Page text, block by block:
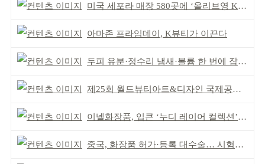
미국 세포라 매장 580곳에 ‘올리브영 K뷰티에딧’ 론칭
아마존 프라임데이, K뷰티가 이끈다
두피 유분·정수리 냄새·볼륨 한 번에 잡는다
제25회 월드뷰티아트&디자인 국제공모전 시상식 성황
이넬화장품, 입큰 ‘누디 레이어 컬렉션’ 출시
중국, 화장품 허가·등록 대수술… 시험자료 공용 허용